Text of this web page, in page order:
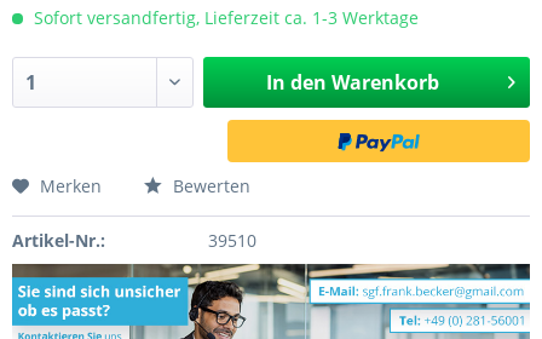
Sofort versandfertig, Lieferzeit ca. 1-3 Werktage
In den Warenkorb
Merken Bewerten
Artikel-Nr.: 39510